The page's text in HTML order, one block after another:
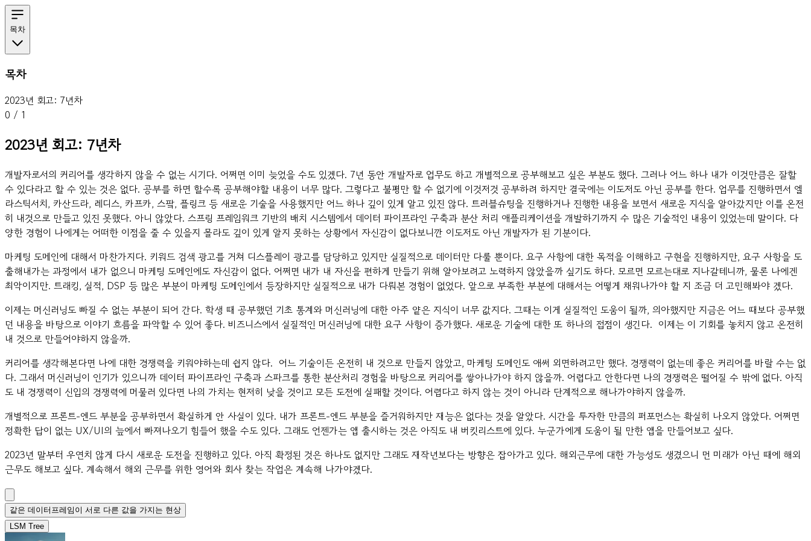
목차
목차
2023년 회고: 7년차
0 / 1
2023년 회고: 7년차
개발자로서의 커리어를 생각하지 않을 수 없는 시기다. 어쩌면 이미 늦었을 수도 있겠다. 7년 동안 개발자로 업무도 하고 개별적으로 공부해보고 싶은 부분도 했다. 그러나 어느 하나 내가 이것만큼은 잘할
수 있다라고 할 수 있는 것은 없다. 공부를 하면 할수록 공부해야할 내용이 너무 많다. 그렇다고 불평만 할 수 없기에 이것저것 공부하려 하지만 결국에는 이도저도 아닌 공부를 한다. 업무를 진행하면서 엘
라스틱서치, 카산드라, 레디스, 카프카, 스팤, 플링크 등 새로운 기술을 사용했지만 어느 하나 깊이 있게 알고 있진 않다. 트러블슈팅을 진행하거나 진행한 내용을 보면서 새로운 지식을 알아갔지만 이를 온전
히 내것으로 만들고 있진 못했다. 아니 않았다. 스프링 프레임워크 기반의 배치 시스템에서 데이터 파이프라인 구축과 분산 처리 애플리케이션을 개발하기까지 수 많은 기술적인 내용이 있었는데 말이다. 다
양한 경험이 나에게는 어떠한 이점을 줄 수 있을지 몰라도 깊이 있게 알지 못하는 상황에서 자신감이 없다보니깐 이도저도 아닌 개발자가 된 기분이다.
마케팅 도메인에 대해서 마찬가지다. 키워드 검색 광고를 거쳐 디스플레이 광고를 담당하고 있지만 실질적으로 데이터만 다룰 뿐이다. 요구 사항에 대한 목적을 이해하고 구현을 진행하지만, 요구 사항을 도
출해내가는 과정에서 내가 없으니 마케팅 도메인에도 자신감이 없다. 어쩌면 내가 내 자신을 편하게 만들기 위해 알아보려고 노력하지 않았을까 싶기도 하다. 모르면 모르는대로 지나갈테니까, 물론 나에겐
최악이지만. 트래킹, 실적, DSP 등 많은 부분이 마케팅 도메인에서 등장하지만 실질적으로 내가 다뤄본 경험이 없었다. 앞으로 부족한 부분에 대해서는 어떻게 채워나가야 할 지 조금 더 고민해봐야 겠다.
이제는 머신러닝도 빠질 수 없는 부분이 되어 간다. 학생 때 공부했던 기초 통계와 머신러닝에 대한 아주 얕은 지식이 너무 값지다. 그때는 이게 실질적인 도움이 될까, 의아했지만 지금은 어느 때보다 공부했
던 내용을 바탕으로 이야기 흐름을 파악할 수 있어 좋다. 비즈니스에서 실질적인 머신러닝에 대한 요구 사항이 증가했다. 새로운 기술에 대한 또 하나의 접점이 생긴다. 이제는 이 기회를 놓치지 않고 온전히
내 것으로 만들어야하지 않을까.
커리어를 생각해본다면 나에 대한 경쟁력을 키워야하는데 쉽지 않다. 어느 기술이든 온전히 내 것으로 만들지 않았고, 마케팅 도메인도 애써 외면하려고만 했다. 경쟁력이 없는데 좋은 커리어를 바랄 수는 없
다. 그래서 머신러닝이 인기가 있으니까 데이터 파이프라인 구축과 스파크를 통한 분산처리 경험을 바탕으로 커리어를 쌓아나가야 하지 않을까. 어렵다고 안한다면 나의 경쟁력은 떨어질 수 밖에 없다. 아직
도 내 경쟁력이 신입의 경쟁력에 머물러 있다면 나의 가치는 현저히 낮을 것이고 모든 도전에 실패할 것이다. 어렵다고 하지 않는 것이 아니라 단계적으로 해나가야하지 않을까.
개별적으로 프론트-엔드 부분을 공부하면서 확실하게 안 사실이 있다. 내가 프론트-엔드 부분을 즐거워하지만 재능은 없다는 것을 알았다. 시간을 투자한 만큼의 퍼포먼스는 확실히 나오지 않았다. 어쩌면
정확한 답이 없는 UX/UI의 늪에서 빠져나오기 힘들어 했을 수도 있다. 그래도 언젠가는 앱 출시하는 것은 아직도 내 버킷리스트에 있다. 누군가에게 도움이 될 만한 앱을 만들어보고 싶다.
2023년 말부터 우연치 않게 다시 새로운 도전을 진행하고 있다. 아직 확정된 것은 하나도 없지만 그래도 재작년보다는 방향은 잡아가고 있다. 해외근무에 대한 가능성도 생겼으니 먼 미래가 아닌 때에 해외
근무도 해보고 싶다. 계속해서 해외 근무를 위한 영어와 회사 찾는 작업은 계속해 나가야겠다.
같은 데이터프레임이 서로 다른 값을 가지는 현상
LSM Tree